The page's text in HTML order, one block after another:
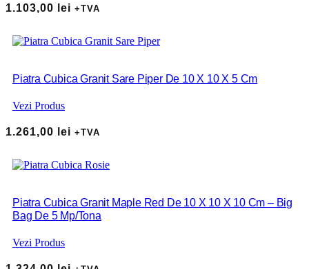
1.103,00 lei +TVA
Piatra Cubica Granit Sare Piper De 10 X 10 X 5 Cm
Vezi Produs
1.261,00 lei +TVA
Piatra Cubica Granit Maple Red De 10 X 10 X 10 Cm – Big
Bag De 5 Mp/tona
Vezi Produs